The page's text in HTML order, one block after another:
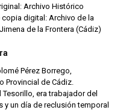
Archivo Histórico
digital: Archivo de la
de la Frontera (Cádiz)
Pérez Borrego,
Provincial de Cádiz.
era trabajador del
un día de reclusión temporal